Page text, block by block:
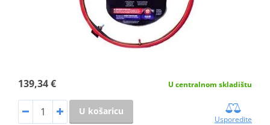
139,34 € U centralnom skladištu
U košaricu
Usporedite